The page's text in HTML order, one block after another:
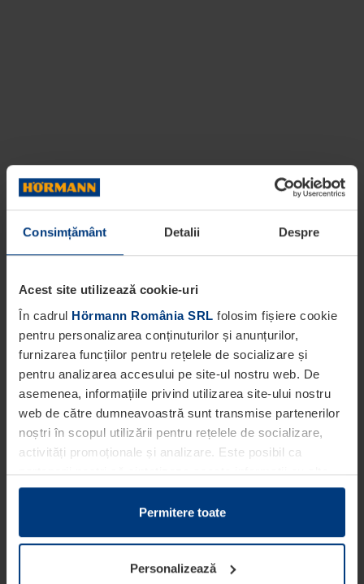
Consimțământ Detalii Despre
Acest site utilizează cookie-uri
În cadrul Hörmann România SRL folosim fișiere cookie
pentru personalizarea conținuturilor și anunțurilor,
furnizarea funcțiilor pentru rețelele de socializare și
pentru analizarea accesului pe site-ul nostru web. De
asemenea, informațiile privind utilizarea site-ului nostru
web de către dumneavoastră sunt transmise partenerilor
noștri în scopul utilizării pentru rețelele de socializare,
activități promoționale și analizare. Este posibil ca
partenerii noștri să sintetizeze aceste informații cu alte
date pe care dumneavoastră le-ați pus la dispoziția
acestora ori care au fost colectate în cadrul utilizării
Din punct de vedere legal, putem stoca fișiere cookie pe
dispozitivul dumneavoastră în cazul în care acestea sunt
Permitere toate
Personalizează